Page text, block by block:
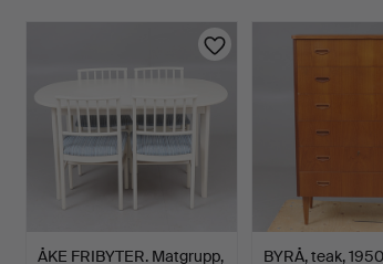
ÅKE FRIBYTER. Matgrupp,
BYRÅ, teak,